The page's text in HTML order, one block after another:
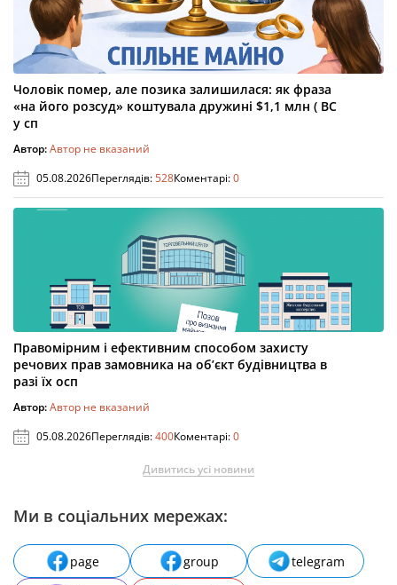
Чоловік помер, але позика залишилася: як фраза
«на його розсуд» коштувала дружині $1,1 млн ( ВС
у сп
Автор:Автор не вказаний
05.08.2026Переглядів:528Коментарі:0
Правомірним і ефективним способом захисту
речових прав замовника на об’єкт будівництва в
разі їх осп
Автор:Автор не вказаний
05.08.2026Переглядів:400Коментарі:0
Дивитись усі новини
Ми в соціальних мережах:
page group
telegram